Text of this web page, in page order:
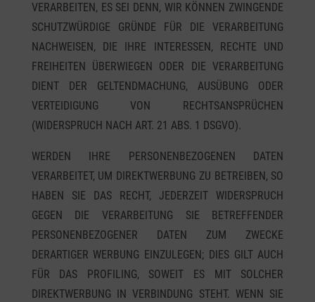
VERARBEITEN, ES SEI DENN, WIR KÖNNEN ZWINGENDE
SCHUTZWÜRDIGE GRÜNDE FÜR DIE VERARBEITUNG
NACHWEISEN, DIE IHRE INTERESSEN, RECHTE UND
FREIHEITEN ÜBERWIEGEN ODER DIE VERARBEITUNG
DIENT DER GELTENDMACHUNG, AUSÜBUNG ODER
VERTEIDIGUNG VON RECHTSANSPRÜCHEN
(WIDERSPRUCH NACH ART. 21 ABS. 1 DSGVO).
WERDEN IHRE PERSONENBEZOGENEN DATEN
VERARBEITET, UM DIREKTWERBUNG ZU BETREIBEN, SO
HABEN SIE DAS RECHT, JEDERZEIT WIDERSPRUCH
GEGEN DIE VERARBEITUNG SIE BETREFFENDER
PERSONENBEZOGENER DATEN ZUM ZWECKE
DERARTIGER WERBUNG EINZULEGEN; DIES GILT AUCH
FÜR DAS PROFILING, SOWEIT ES MIT SOLCHER
DIREKTWERBUNG IN VERBINDUNG STEHT. WENN SIE